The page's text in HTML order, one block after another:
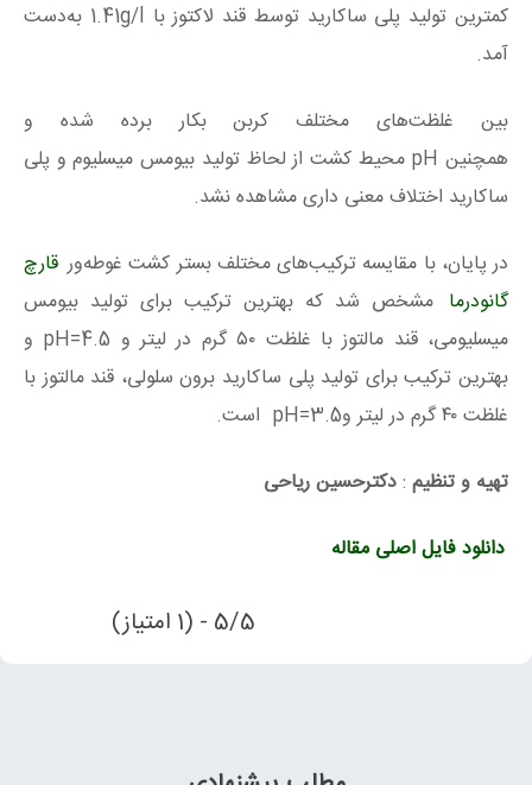
کمترین تولید پلی ساکارید توسط قند لاکتوز با 1.41g/l به‌دست
آمد.
بین غلظت‌های مختلف کربن بکار برده شده و
همچنین pH محیط کشت از لحاظ تولید بیومس میسلیوم و پلی
ساکارید اختلاف معنی داری مشاهده نشد.
در پایان، با مقایسه ترکیب‌های مختلف بستر کشت غوطه‌ور قارچ
گانودرما مشخص شد که بهترین ترکیب برای تولید بیومس
میسلیومی، قند مالتوز با غلظت ۵۰ گرم در لیتر و pH=4.5 و
بهترین ترکیب برای تولید پلی ساکارید برون سلولی، قند مالتوز با
غلظت ۴۰ گرم در لیتر وpH=3.5 است.
تهیه و تنظیم :دکترحسین ریاحی
دانلود فایل اصلی مقاله
5/5 - (1 امتیاز)